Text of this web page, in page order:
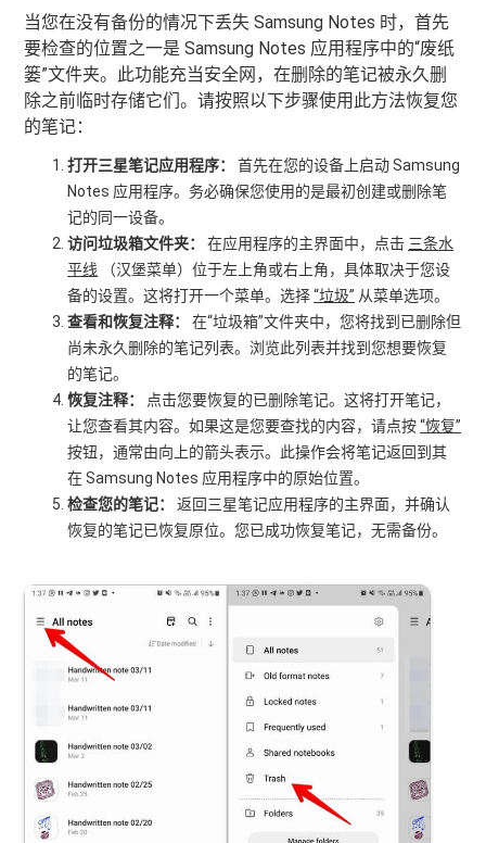
当您在没有备份的情况下丢失 Samsung Notes 时，首先
要检查的位置之一是 Samsung Notes 应用程序中的“废纸
篓”文件夹。此功能充当安全网，在删除的笔记被永久删
除之前临时存储它们。请按照以下步骤使用此方法恢复您
的笔记：
打开三星笔记应用程序：
首先在您的设备上启动 Samsung
Notes 应用程序。务必确保您使用的是最初创建或删除笔
记的同一设备。
访问垃圾箱文件夹：
在应用程序的主界面中，点击 三条水
平线 （汉堡菜单）位于左上角或右上角，具体取决于您设
备的设置。这将打开一个菜单。选择“垃圾” 从菜单选项。
查看和恢复注释：
在“垃圾箱”文件夹中，您将找到已删除但
尚未永久删除的笔记列表。浏览此列表并找到您想要恢复
的笔记。
恢复注释：
点击您要恢复的已删除笔记。这将打开笔记，
让您查看其内容。如果这是您要查找的内容，请点按“恢复”
按钮，通常由向上的箭头表示。此操作会将笔记返回到其
在 Samsung Notes 应用程序中的原始位置。
检查您的笔记：
返回三星笔记应用程序的主界面，并确认
恢复的笔记已恢复原位。您已成功恢复笔记，无需备份。